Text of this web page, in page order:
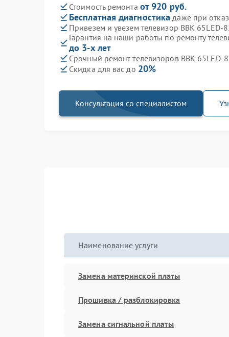
Стоимость ремонта от 920 руб.
Бесплатная диагностика даже при
Привезем и увезем телевизор BBK 65LED-
Гарантия на наши работы по ремонту
до 3-х лет
Срочный ремонт телевизоров BBK 65LED-
Скидка для вас до 20%
Консультация со специалистом
Наименование услуги
Замена материнской платы
Прошивка / разблокировка
Замена сигнальной платы